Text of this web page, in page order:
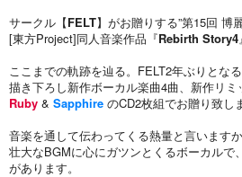
サークル【FELT】がお贈りする”第15回 博
[東方Project]同人音楽作品『Rebirth Story4
ここまでの軌跡を辿る。FELT2年ぶりとな
描き下ろし新作ボーカル楽曲4曲、新作リミ
Ruby & Sapphire のCD2枚組でお贈り致し
音楽を通して伝わってくる熱量と言いますか
壮大なBGMに心にガツンとくるボーカルで
があります。